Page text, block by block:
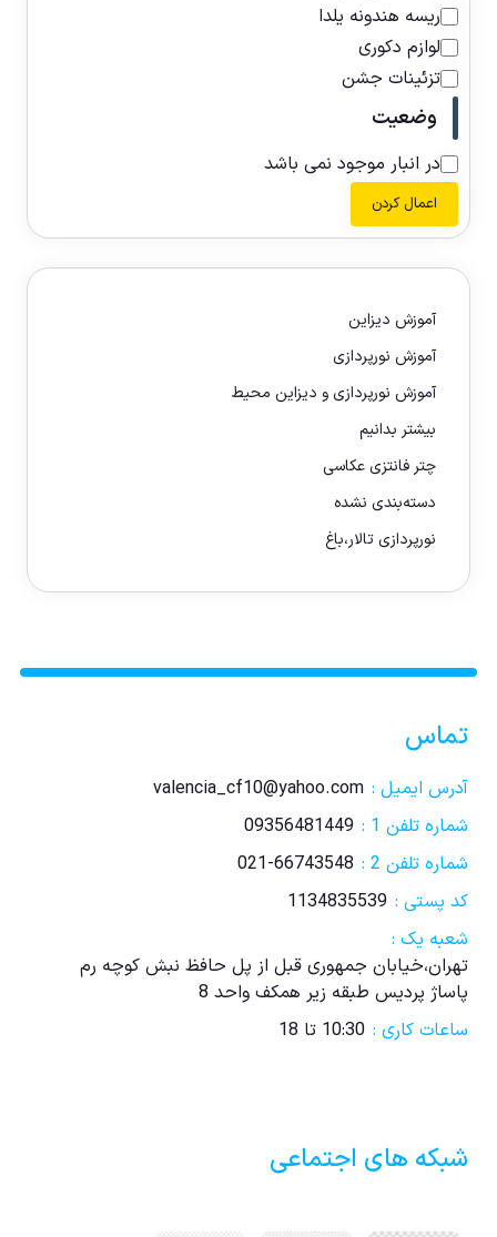
ریسه هندونه یلدا
لوازم دکوری
تزئینات جشن
وضعیت
در انبار موجود نمی باشد
اعمال کردن
آموزش دیزاین
آموزش نورپردازی
آموزش نورپردازی و دیزاین محیط
بیشتر بدانیم
چتر فانتزی عکاسی
دسته‌بندی نشده
نورپردازی تالار،باغ
تماس
آدرس ایمیل : valencia_cf10@yahoo.com
شماره تلفن 1 :
09356481449
شماره تلفن 2 :
021-66743548
کد پستی : 1134835539
شعبه یک :
تهران،خیابان جمهوری قبل از پل حافظ نبش کوچه رم
پاساژ پردیس طبقه زیر همکف واحد 8
ساعات کاری : 10:30 تا 18
شبکه های اجتماعی